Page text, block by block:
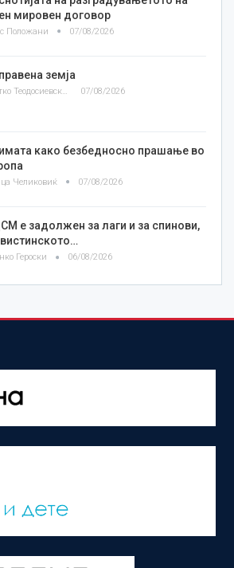
мировен договор
Положани 07/08/2026
земја
Златко Теодосиевски 07/08/2026
како безбедносно прашање во
Челиковиќ 07/08/2026
е задолжен за лаги и за спинови,
Героски 06/08/2026